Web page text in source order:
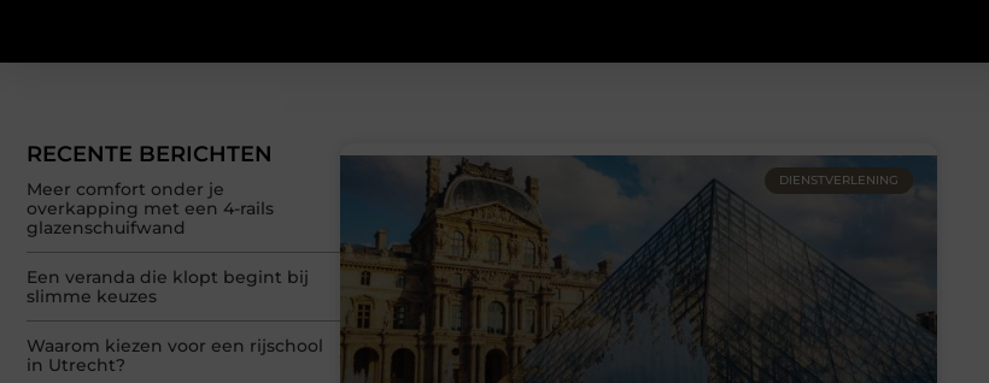
RECENTE BERICHTEN
Meer comfort onder je
overkapping met een 4-rails
glazenschuifwand
Een veranda die klopt begint bij
slimme keuzes
Waarom kiezen voor een rijschool
in Utrecht?
DIENSTVERLENING